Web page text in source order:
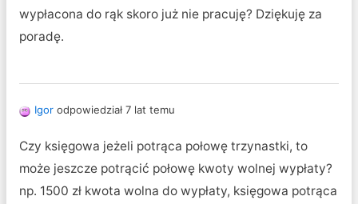
wypłacona do rąk skoro już nie pracuję? Dziękuję za
poradę.
Igorodpowiedział 7 lat temu
Czy księgowa jeżeli potrąca połowę trzynastki, to
może jeszcze potrącić połowę kwoty wolnej wypłaty?
np. 1500 zł kwota wolna do wypłaty, księgowa potrąca